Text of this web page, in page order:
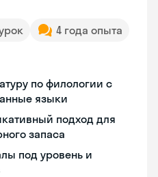
4 года опыта
по филологии с
языки
подход для
запаса
под уровень и